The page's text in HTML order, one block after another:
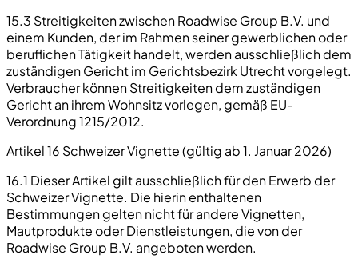
15.3 Streitigkeiten zwischen Roadwise Group B.V. und
einem Kunden, der im Rahmen seiner gewerblichen oder
beruflichen Tätigkeit handelt, werden ausschließlich dem
zuständigen Gericht im Gerichtsbezirk Utrecht vorgelegt.
Verbraucher können Streitigkeiten dem zuständigen
Gericht an ihrem Wohnsitz vorlegen, gemäß EU-
Verordnung 1215/2012.
Artikel 16 Schweizer Vignette (gültig ab 1. Januar 2026)
16.1 Dieser Artikel gilt ausschließlich für den Erwerb der
Schweizer Vignette. Die hierin enthaltenen
Bestimmungen gelten nicht für andere Vignetten,
Mautprodukte oder Dienstleistungen, die von der
Roadwise Group B.V. angeboten werden.